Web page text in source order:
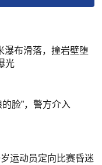
瀑布滑落，撞岩壁堕
光
脸”，警方介入
运动员定向比赛昏迷